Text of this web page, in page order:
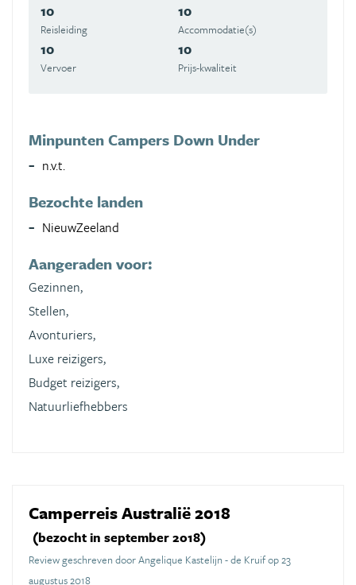
10
Reisleiding
10
Accommodatie(s)
10
Vervoer
10
Prijs-kwaliteit
Minpunten Campers Down Under
n.v.t.
Bezochte landen
NieuwZeeland
Aangeraden voor:
Gezinnen,
Stellen,
Avonturiers,
Luxe reizigers,
Budget reizigers,
Natuurliefhebbers
Camperreis Australië 2018
(bezocht in september 2018)
Review geschreven door Angelique Kastelijn - de Kruif op 23
augustus 2018